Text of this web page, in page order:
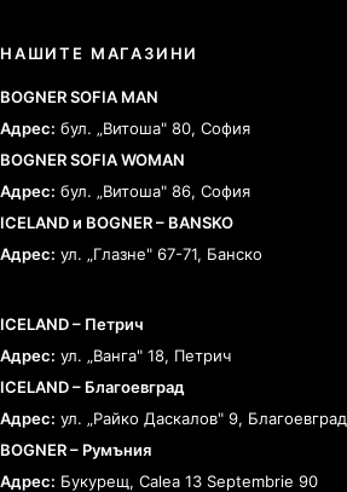
НАШИТЕ МАГАЗИНИ
BOGNER SOFIA MAN
Адрес: бул. „Витоша" 80, София
BOGNER SOFIA WOMAN
Адрес: бул. „Витоша" 86, София
ICELAND и BOGNER – BANSKO
Адрес: ул. „Глазне" 67-71, Банско
ICELAND – Петрич
Адрес: ул. „Ванга" 18, Петрич
ICELAND – Благоевград
Адрес: ул. „Райко Даскалов" 9, Благоевград
BOGNER – Румъния
Адрес: Букурещ, Calea 13 Septembrie 90